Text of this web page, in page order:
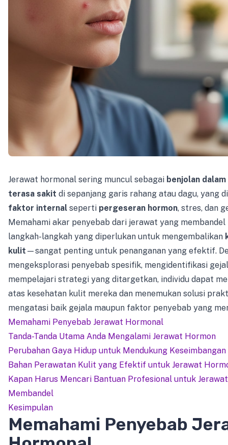
Jerawat hormonal sering muncul sebagai benjolan
terasa sakit di sepanjang garis rahang atau dagu, yang
faktor internal seperti pergeseran hormon, stres, dan
Memahami akar penyebab dari jerawat yang
langkah-langkah yang diperlukan untuk mengembalikan
kulit —sangat penting untuk penanganan yang efektif.
mengeksplorasi penyebab spesifik, mengidentifikasi
mempelajari strategi yang ditargetkan, individu dapat
atas kesehatan kulit mereka dan menemukan solusi
mengatasi baik gejala maupun faktor penyebab yang
Memahami Penyebab Jerawat Hormonal
Tanda-Tanda Utama Anda Mengalami Jerawat Hormon
Perubahan Gaya Hidup untuk Mendukung
Bahan Perawatan Kulit yang Efektif untuk Jerawat
Kapan Harus Mencari Bantuan Profesional untuk
Membandel
Kesimpulan
Memahami Penyebab